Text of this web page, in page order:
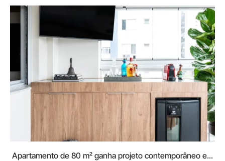
Apartamento de 80 m² ganha projeto contemporâneo e...